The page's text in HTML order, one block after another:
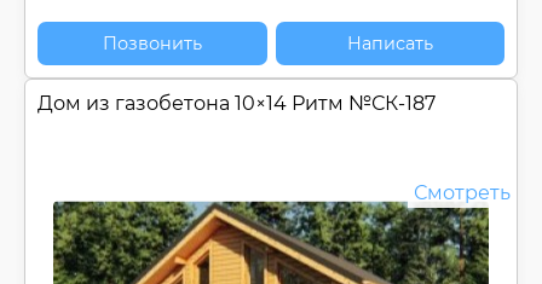
Позвонить Написать
Дом из газобетона 10×14 Ритм №СК-187
Смотреть